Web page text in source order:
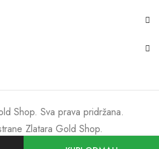
Shop. Sva prava pridržana.
Zlatara Gold Shop.